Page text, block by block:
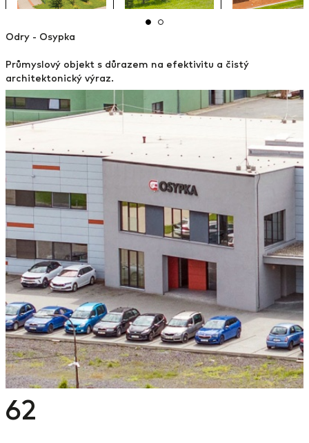
Odry - Osypka
Průmyslový objekt s důrazem na efektivitu a čistý
architektonický výraz.
62